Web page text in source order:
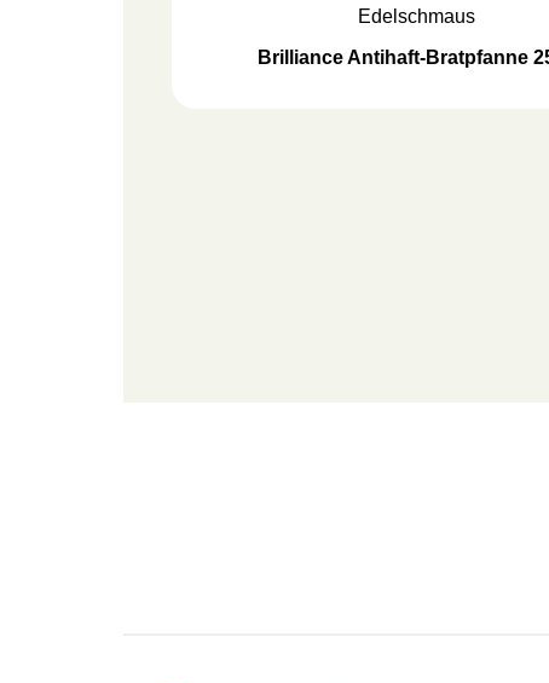
Edelschmaus
Brilliance Antihaft-Bratpfanne